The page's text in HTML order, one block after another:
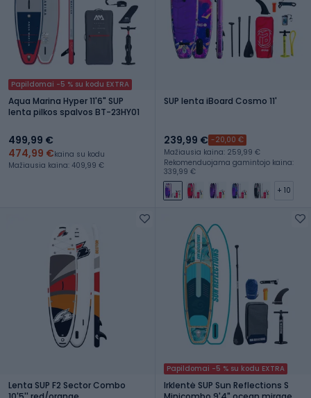
Papildomai -5 % su kodu EXTRA
Aqua Marina Hyper 11'6" SUP
lenta pilkos spalvos BT-23HY01
499,99 €
474,99 €kaina su kodu
Mažiausia kaina: 409,99 €
SUP lenta iBoard Cosmo 11'
239,99 € -20,00 €
Mažiausia kaina: 259,99 €
Rekomenduojama gamintojo kaina:
339,99 €
+ 10
Lenta SUP F2 Sector Combo
Papildomai -5 % su kodu EXTRA
Irklentė SUP Sun Reflections S